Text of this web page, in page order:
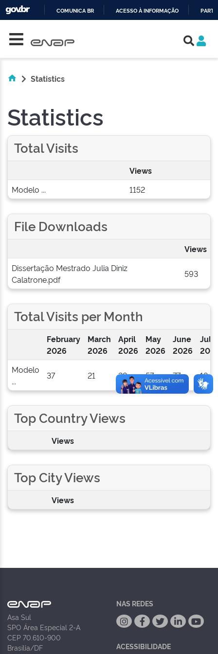
COMUNICA BR ACESSO À INFORMAÇÃO
Statistics
Statistics
Total Visits
Views
Modelo ...
1152
File Downloads
Views
Dissertação Mestrado Julia Diniz
Calatrone.pdf
593
Total Visits per Month
February
2026
March
2026
April
2026
May
2026
June
2026
July
Modelo
...
37 21 29 57 77 18
Top Country Views
Views
Top City Views
Views
Asa Sul
SPO Área Especial 2-A
CEP 70.610-900
Brasília/DF
NAS REDES
ACESSIBILIDADE